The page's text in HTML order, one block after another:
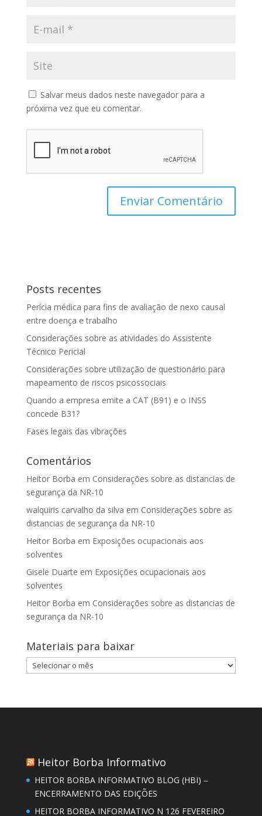
Salvar meus dados neste navegador para a
próxima vez que eu comentar.
Posts recentes
Perícia médica para fins de avaliação de nexo causal
entre doença e trabalho
Considerações sobre as atividades do Assistente
Técnico Pericial
Considerações sobre utilização de questionário para
mapeamento de riscos psicossociais
Quando a empresa emite a CAT (B91) e o INSS
concede B31?
Fases legais das vibrações
Comentários
Heitor Borba em Considerações sobre as distancias de
segurança da NR-10
walquiris carvalho da silva em Considerações sobre as
distancias de segurança da NR-10
Heitor Borba em Exposições ocupacionais aos
solventes
Gisele Duarte em Exposições ocupacionais aos
solventes
Heitor Borba em Considerações sobre as distancias de
segurança da NR-10
Materiais para baixar
Materiais
para
Heitor Borba Informativo
HEITOR BORBA INFORMATIVO BLOG (HBI) –
ENCERRAMENTO DAS EDIÇÕES
HEITOR BORBA INFORMATIVO N 126 FEVEREIRO